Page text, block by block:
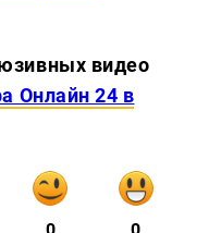
видео
Онлайн 24 в